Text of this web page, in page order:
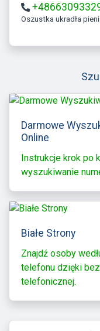
Oszustka ukradła
Darmowe
Online
Instrukcje krok po
wyszukiwanie
Białe Strony
Znajdź osoby
telefonu dzięki
telefonicznej.